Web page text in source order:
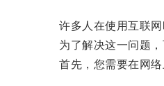
许多人在使用互联网
为了解决这一问题，
首先，您需要在网络